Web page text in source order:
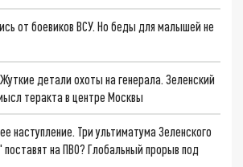
от боевиков ВСУ. Но беды для малышей не
детали охоты на генерала. Зеленский
теракта в центре Москвы
наступление. Три ультиматума Зеленского
на ПВО? Глобальный прорыв под